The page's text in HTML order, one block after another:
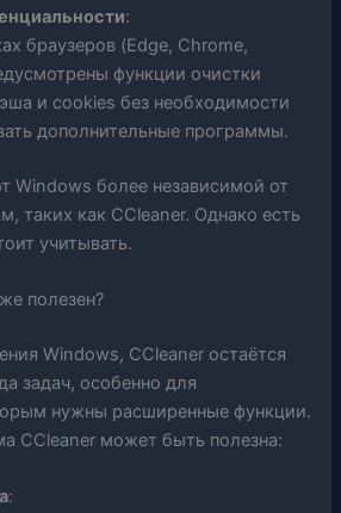
:
браузеров (Edge, Chrome,
функции очистки
и cookies без необходимости
дополнительные программы.
Windows более независимой от
таких как CCleaner. Однако есть
учитывать.
полезен?
Windows, CCleaner остаётся
задач, особенно для
нужны расширенные функции.
CCleaner может быть полезна:
: